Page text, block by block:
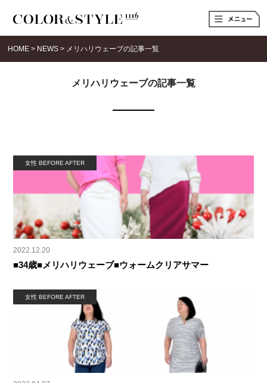
t
o
e
n
HOME > NEWS > メリハリウェーブの記事一覧
メリハリウェーブの記事一覧
女性 BEFORE AFTER
2022.12.20
■34歳■メリハリウェーブ■ウォームクリアサマー
女性 BEFORE AFTER